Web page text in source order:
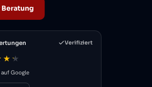
Verifiziert
Google